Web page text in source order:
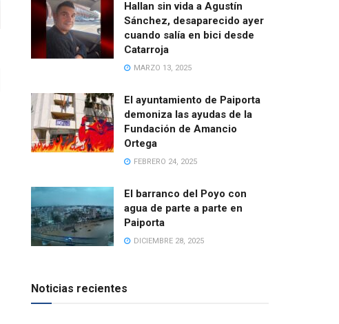
Hallan sin vida a Agustín
Sánchez, desaparecido ayer
cuando salía en bici desde
Catarroja
MARZO 13, 2025
El ayuntamiento de Paiporta
demoniza las ayudas de la
Fundación de Amancio
Ortega
FEBRERO 24, 2025
El barranco del Poyo con
agua de parte a parte en
Paiporta
DICIEMBRE 28, 2025
Noticias recientes